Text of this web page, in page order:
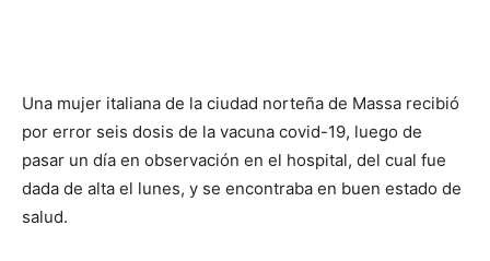
Una mujer italiana de la ciudad norteña de Massa recibió
por error seis dosis de la vacuna covid-19, luego de
pasar un día en observación en el hospital, del cual fue
dada de alta el lunes, y se encontraba en buen estado de
salud.